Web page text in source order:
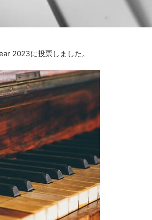
2023に投票しました。